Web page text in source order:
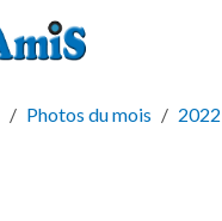
Photos du mois 2022